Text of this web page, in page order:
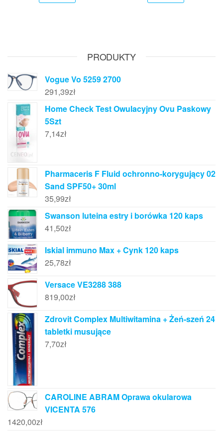
PRODUKTY
Vogue Vo 5259 2700
291,39zł
Home Check Test Owulacyjny Ovu Paskowy
5Szt
7,14zł
Pharmaceris F Fluid ochronno-korygujący 02
Sand SPF50+ 30ml
35,99zł
Swanson luteina estry i borówka 120 kaps
41,50zł
Iskial immuno Max + Cynk 120 kaps
25,78zł
Versace VE3288 388
819,00zł
Zdrovit Complex Multiwitamina + Żeń-szeń 24
tabletki musujące
7,70zł
CAROLINE ABRAM Oprawa okularowa
VICENTA 576
1420,00zł